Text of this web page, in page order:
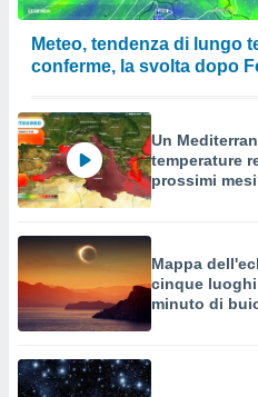
Meteo, tendenza di lungo
conferme, la svolta dopo
Un
temperature
prossimi
Mappa
cinque
minuto di